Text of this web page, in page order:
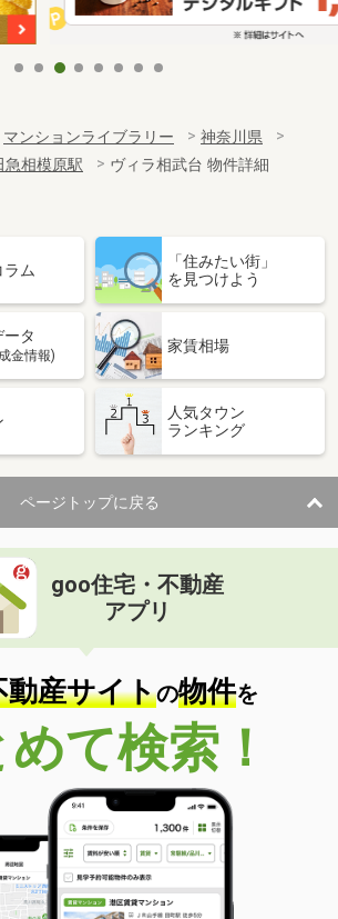
マンションライブラリー
神奈川県
急相模原駅 ヴィラ相武台 物件詳細
ラム
「住みたい街」
を見つけよう
タ
金情報)
家賃相場
人気タウン
ランキング
ページトップに戻る
goo住宅・不動産
アプリ
動産サイトの物件を
て検索！